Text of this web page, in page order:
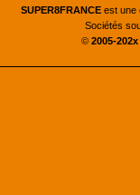
SUPER8FRANCE est une
Sociétés
© 2005-